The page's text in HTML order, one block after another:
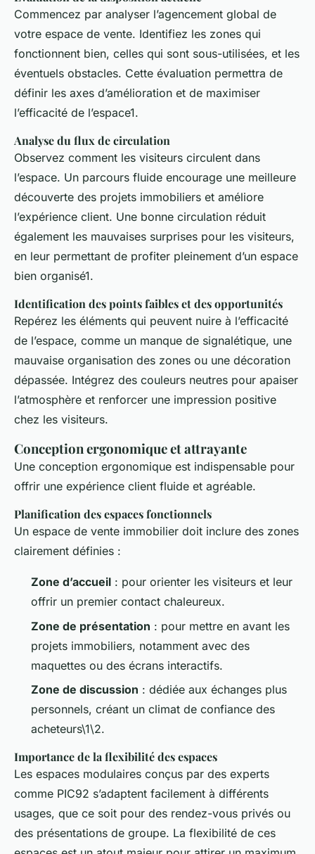
Commencez par analyser l’agencement global de
votre espace de vente. Identifiez les zones qui
fonctionnent bien, celles qui sont sous-utilisées, et les
éventuels obstacles. Cette évaluation permettra de
définir les axes d’amélioration et de maximiser
l’efficacité de l’espace1.
Analyse du flux de circulation
Observez comment les visiteurs circulent dans
l’espace. Un parcours fluide encourage une meilleure
découverte des projets immobiliers et améliore
l’expérience client. Une bonne circulation réduit
également les mauvaises surprises pour les visiteurs,
en leur permettant de profiter pleinement d’un espace
bien organisé1.
Identification des points faibles et des opportunités
Repérez les éléments qui peuvent nuire à l’efficacité
de l’espace, comme un manque de signalétique, une
mauvaise organisation des zones ou une décoration
dépassée. Intégrez des couleurs neutres pour apaiser
l’atmosphère et renforcer une impression positive
chez les visiteurs.
Conception ergonomique et attrayante
Une conception ergonomique est indispensable pour
offrir une expérience client fluide et agréable.
Planification des espaces fonctionnels
Un espace de vente immobilier doit inclure des zones
clairement définies :
Zone d’accueil : pour orienter les visiteurs et leur
offrir un premier contact chaleureux.
Zone de présentation : pour mettre en avant les
projets immobiliers, notamment avec des
maquettes ou des écrans interactifs.
Zone de discussion : dédiée aux échanges plus
personnels, créant un climat de confiance des
acheteurs\1\2.
Importance de la flexibilité des espaces
Les espaces modulaires conçus par des experts
comme PIC92 s’adaptent facilement à différents
usages, que ce soit pour des rendez-vous privés ou
des présentations de groupe. La flexibilité de ces